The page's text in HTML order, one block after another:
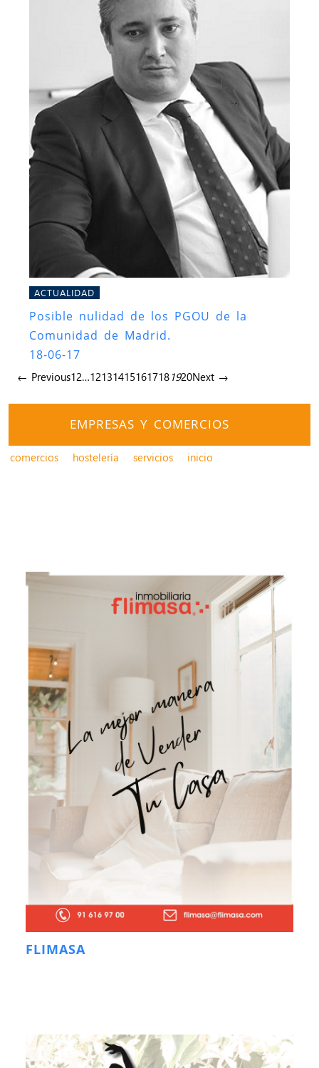
ACTUALIDAD
Posible nulidad de los PGOU de la
Comunidad de Madrid.
18-06-17
← Previous12…121314151617181920Next →
EMPRESAS Y COMERCIOS
comercios hostelería servicios inicio
FLIMASA